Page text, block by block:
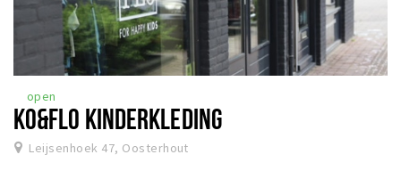
open
KO&FLO KINDERKLEDING
Leijsenhoek 47, Oosterhout